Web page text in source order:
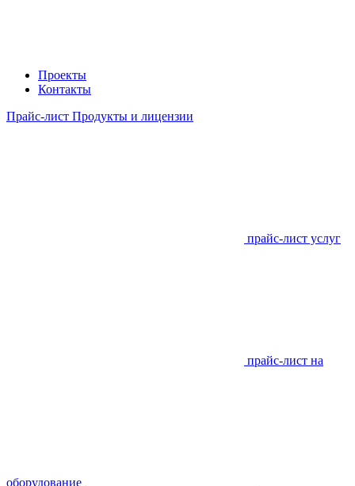
Проекты
Контакты
Прайс-лист Продукты и лицензии
прайс-лист услуг
прайс-лист на
оборудование